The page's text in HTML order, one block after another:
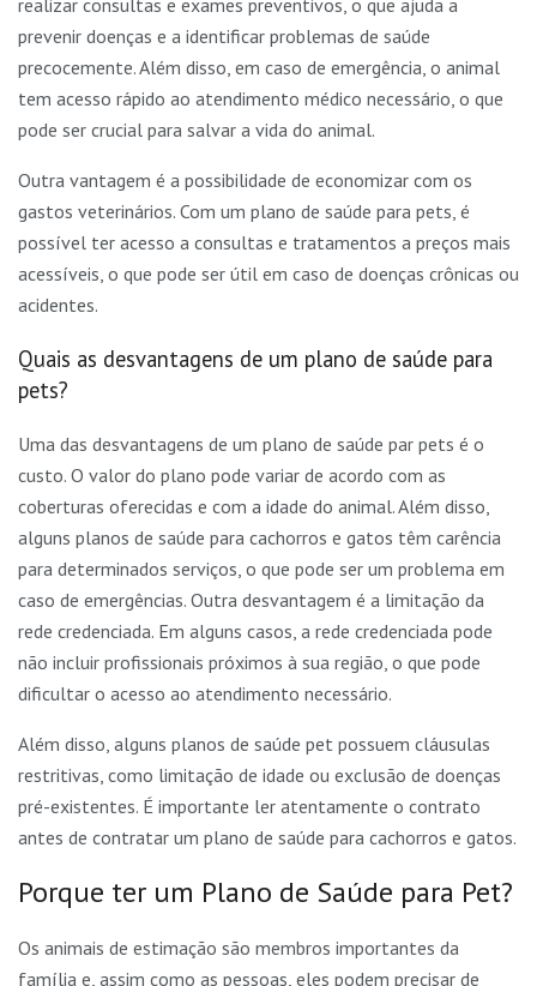
realizar consultas e exames preventivos, o que ajuda a
prevenir doenças e a identificar problemas de saúde
precocemente. Além disso, em caso de emergência, o animal
tem acesso rápido ao atendimento médico necessário, o que
pode ser crucial para salvar a vida do animal.
Outra vantagem é a possibilidade de economizar com os
gastos veterinários. Com um plano de saúde para pets, é
possível ter acesso a consultas e tratamentos a preços mais
acessíveis, o que pode ser útil em caso de doenças crônicas ou
acidentes.
Quais as desvantagens de um plano de saúde para
pets?
Uma das desvantagens de um plano de saúde par pets é o
custo. O valor do plano pode variar de acordo com as
coberturas oferecidas e com a idade do animal. Além disso,
alguns planos de saúde para cachorros e gatos têm carência
para determinados serviços, o que pode ser um problema em
caso de emergências. Outra desvantagem é a limitação da
rede credenciada. Em alguns casos, a rede credenciada pode
não incluir profissionais próximos à sua região, o que pode
dificultar o acesso ao atendimento necessário.
Além disso, alguns planos de saúde pet possuem cláusulas
restritivas, como limitação de idade ou exclusão de doenças
pré-existentes. É importante ler atentamente o contrato
antes de contratar um plano de saúde para cachorros e gatos.
Porque ter um Plano de Saúde para Pet?
Os animais de estimação são membros importantes da
família e, assim como as pessoas, eles podem precisar de